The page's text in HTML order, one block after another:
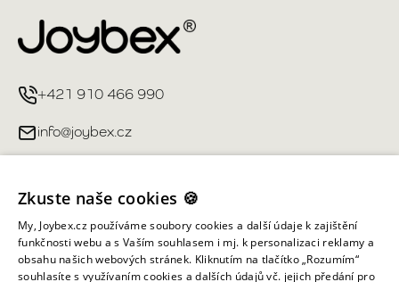
+421 910 466 990
info@joybex.cz
Můj účet
Informace obchodu
Zkuste naše cookies 🍪
My, Joybex.cz používáme soubory cookies a další údaje k zajištění
funkčnosti webu a s Vaším souhlasem i mj. k personalizaci reklamy a
obsahu našich webových stránek. Kliknutím na tlačítko „Rozumím“
souhlasíte s využívaním cookies a dalších údajů vč. jejich předání pro